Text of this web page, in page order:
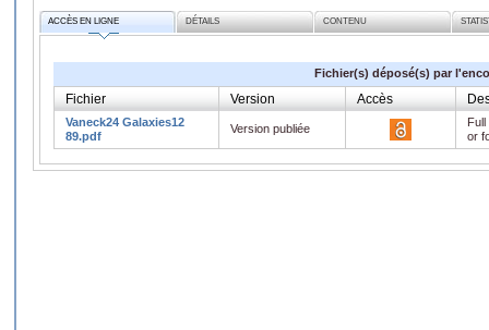
ACCÈS EN LIGNE DÉTAILS CONTENU
Fichier(s) déposé(s) par
Fichier Version Accès
Vaneck24 Galaxies12
89.pdf
Version publiée
or